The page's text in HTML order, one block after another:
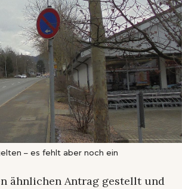
– es fehlt aber noch ein
ähnlichen Antrag gestellt und